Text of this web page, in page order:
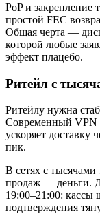
PoP и закрепление
простой FEC
Общая черта —
которой любые
эффект плацебо.
Ритейл с
Ритейлу нужна
Современный VPN
ускоряет доставку
пик.
В сетях с
продаж — деньги.
19:00–21:00: кассы
подтверждения